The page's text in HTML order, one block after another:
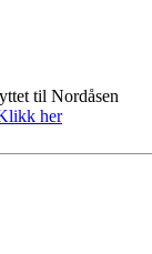
til Nordåsen
her